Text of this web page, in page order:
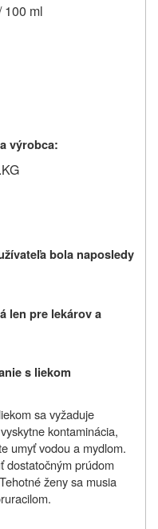
100 ml
výrobca:
bola naposledy
len pre lekárov a
s liekom
sa vyžaduje
kontaminácia,
umyť vodou a mydlom.
dostatočným prúdom
ženy sa musia